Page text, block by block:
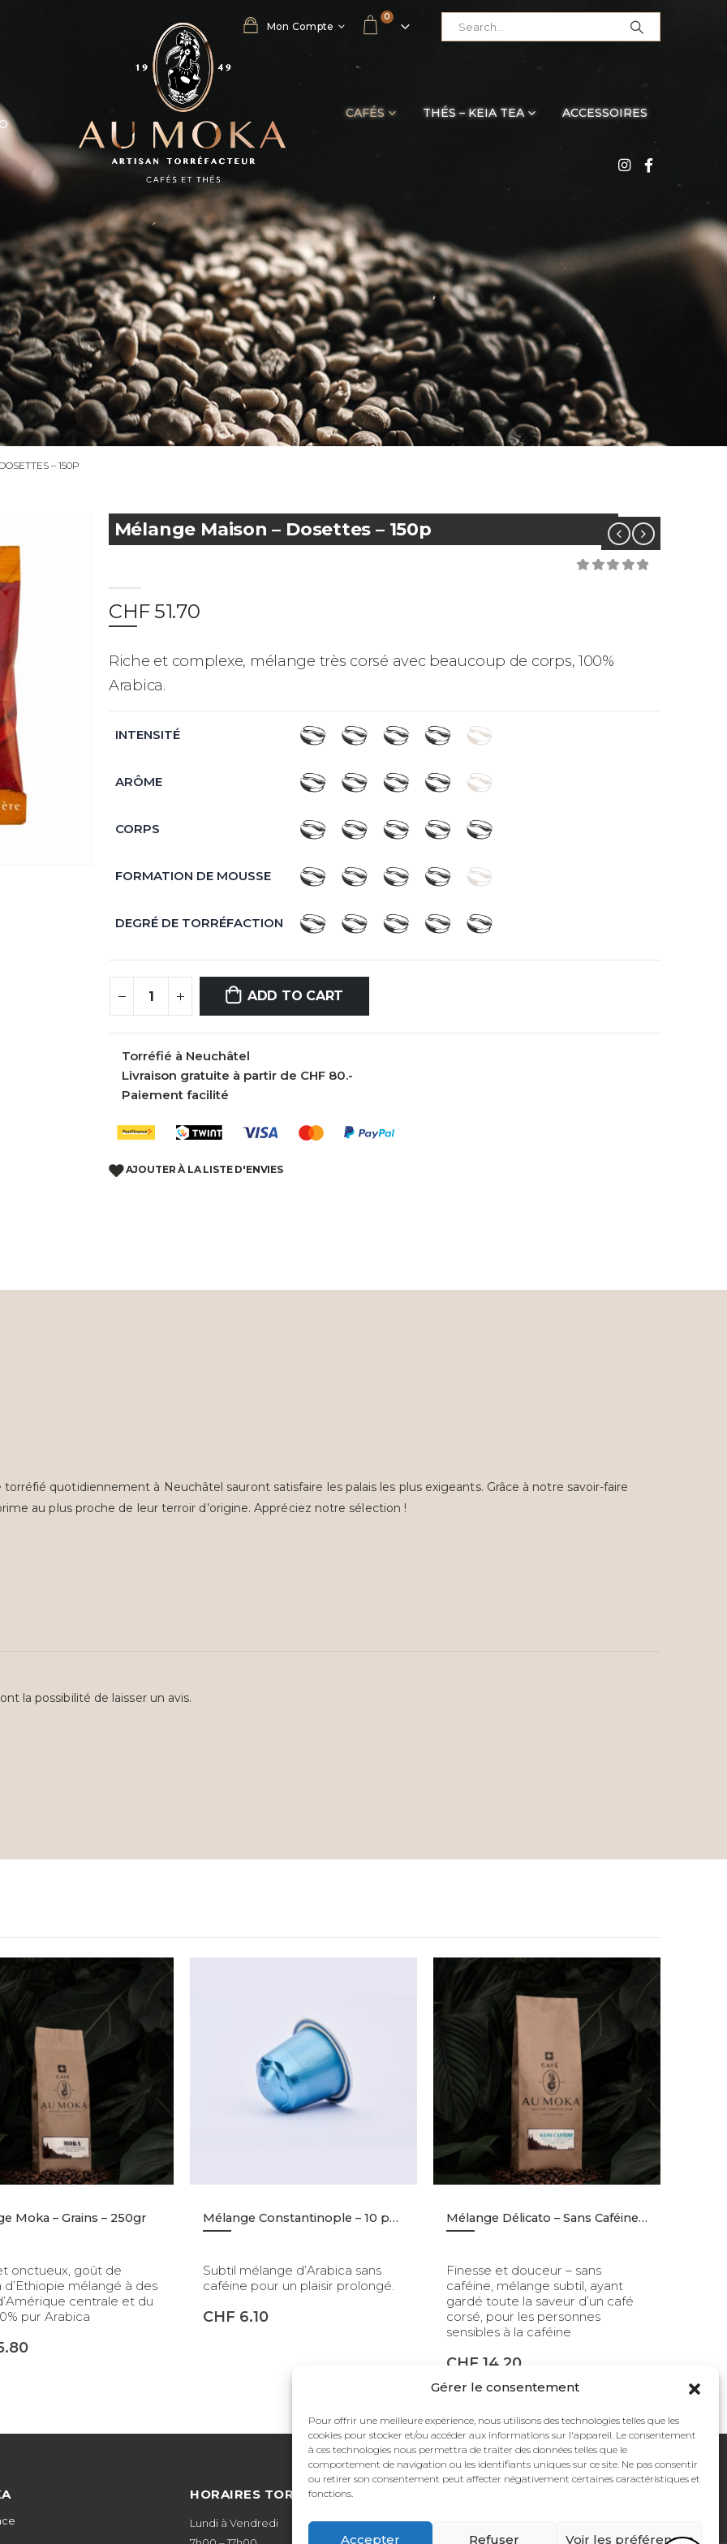
Gérer le consentement
Pour offrir une meilleure expérience, nous utilisons des technologies telles que les
cookies pour stocker et/ou accéder aux informations sur l'appareil. Le consentement
à ces technologies nous permettra de traiter des données telles que le
comportement de navigation ou les identifiants uniques sur ce site. Ne pas consentir
ou retirer son consentement peut affecter négativement certaines caractéristiques et
fonctions.
Accepter Refuser Voir les préférences
Mon Compte
0
CAFÉS THÉS – KEIA TEA ACCESSOIRES
– 150P
Mélange Maison – Dosettes – 150p
CHF51.70
Riche et complexe, mélange très corsé avec beaucoup de corps, 100%
Arabica.
INTENSITÉ
ARÔME
CORPS
FORMATION DE MOUSSE
DEGRÉ DE TORRÉFACTION
ADD TO CART
Torréfié à Neuchâtel
Livraison gratuite à partir de CHF 80.-
Paiement facilité
AJOUTER À LA LISTE D'ENVIES
quotidiennement à Neuchâtel sauront satisfaire les palais les plus exigeants. Grâce à notre savoir-faire
au plus proche de leur terroir d’origine. Appréciez notre sélection !
la possibilité de laisser un avis.
Moka – Grains – 250gr
onctueux, goût de
mélangé à des
centrale et du
pur Arabica
Mélange Constantinople – 10 pces
Subtil mélange d’Arabica sans
caféine pour un plaisir prolongé.
CHF 6.10
Mélange Délicato – Sans Caféine – Grains – 500gr
Finesse et douceur – sans
caféine, mélange subtil, ayant
gardé toute la saveur d’un café
corsé, pour les personnes
sensibles à la caféine
CHF 14.20
HORAIRES TORRÉFACTION
Lundi à Vendredi
Puis-je vous aider ?